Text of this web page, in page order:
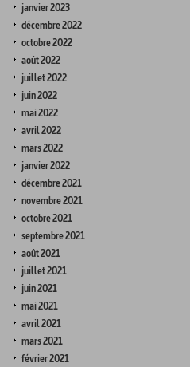
janvier 2023
décembre 2022
octobre 2022
août 2022
juillet 2022
juin 2022
mai 2022
avril 2022
mars 2022
janvier 2022
décembre 2021
novembre 2021
octobre 2021
septembre 2021
août 2021
juillet 2021
juin 2021
mai 2021
avril 2021
mars 2021
février 2021